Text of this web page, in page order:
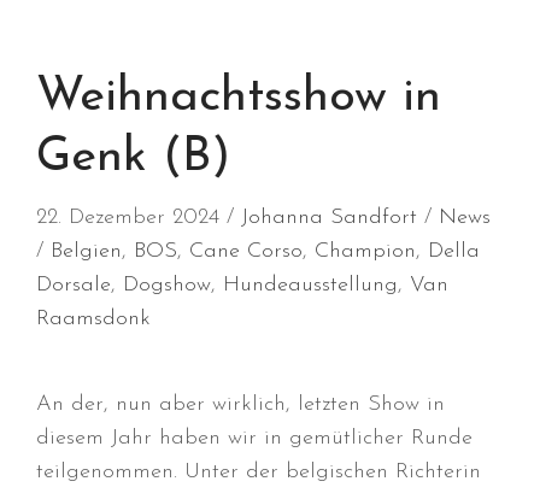
Juni 2026
Mai 2026
April 2026
Dezember 2025
November 2025
Oktober 2025
Weihnachtsshow in
Genk (B)
22. Dezember 2024 Johanna Sandfort
News
Belgien, BOS, Cane Corso, Champion, Della
Dorsale, Dogshow, Hundeausstellung, Van
Raamsdonk
An der, nun aber wirklich, letzten Show in
diesem Jahr haben wir in gemütlicher Runde
teilgenommen. Unter der belgischen Richterin